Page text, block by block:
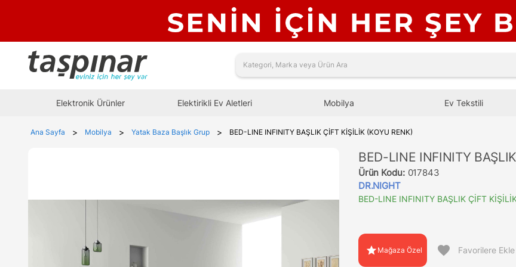
Elektronik Ürünler Elektirikli Ev Aletleri Mobilya Ev Tekstili
Ana Sayfa > Mobilya > Yatak Baza Başlık Grup > BED-LINE INFINITY BAŞLIK ÇİFT KİŞİLİK (KOYU RENK)
BED-LINE INFINITY
Ürün Kodu: 017843
DR.NIGHT
BED-LINE INFINITY BAŞLIK ÇİFT
star Mağaza Özel favorite Favorilere Ekle